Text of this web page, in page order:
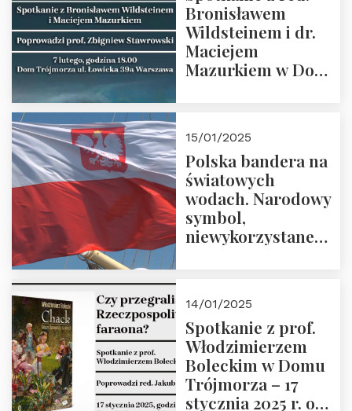
Bronisławem
Wildsteinem i dr.
Maciejem
Mazurkiem w Domu
Prowadzi prof.
Zbigniew
Stawrowski
15/01/2025
Polska bandera na
światowych
wodach. Narodowy
symbol,
niewykorzystane
14/01/2025
Spotkanie z prof.
Włodzimierzem
Boleckim w Domu
Trójmorza – 17
stycznia 2025 r. o